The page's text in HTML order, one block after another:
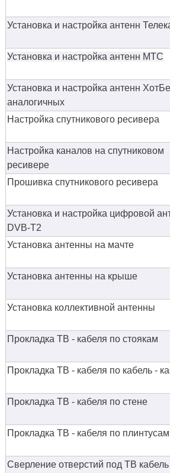
Установка и настройка антенн
Установка и настройка антенн МТС
Установка и настройка антенн
аналогичных
Настройка спутникового ресивера
Настройка каналов на спутниковом
ресивере
Прошивка спутникового ресивера
Установка и настройка цифровой
DVB-T2
Установка антенны на мачте
Установка антенны на крыше
Установка коллективной антенны
Прокладка ТВ - кабеля по стоякам
Прокладка ТВ - кабеля по кабель -
Прокладка ТВ - кабеля по стене
Прокладка ТВ - кабеля по плинтусам
Сверление отверстий под ТВ кабель